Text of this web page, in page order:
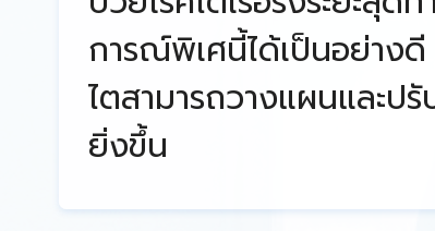
การณ์พิเศนี้ได้เป็นอย่างดี
ไตสามารถวางแผนและป
ยิ่งขึ้น